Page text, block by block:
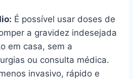
É possível usar doses de
a gravidez indesejada
em casa, sem a
ou consulta médica.
invasivo, rápido e